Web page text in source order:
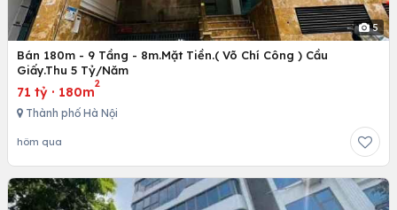
5
Bán 180m - 9 Tầng - 8m.Mặt Tiền.( Võ Chí Công ) Cầu
Giấy.Thu 5 Tỷ/Năm
71 tỷ · 180m
2
Thành phố Hà Nội
hôm qua